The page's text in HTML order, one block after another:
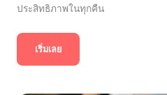
ประสิทธิภาพในทุกคืน
เริ่มเลย